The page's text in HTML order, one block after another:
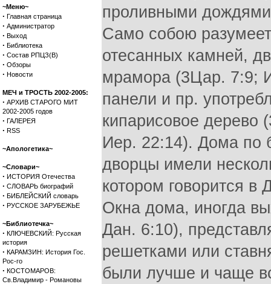
~Меню~
· Главная страница
· Администратор
· Выход
· Библиотека
· Состав РПЦЗ(В)
· Обзоры
· Новости
МЕЧ и ТРОСТЬ 2002-2005:
· АРХИВ СТАРОГО МИТ
2002-2005 годов
· ГАЛЕРЕЯ
· RSS
~Апологетика~
~Словари~
· ИСТОРИЯ Отечества
· СЛОВАРЬ биографий
· БИБЛЕЙСКИЙ словарь
· РУССКОЕ ЗАРУБЕЖЬЕ
~Библиотечка~
· КЛЮЧЕВСКИЙ: Русская
история
· КАРАМЗИН: История Гос.
Рос-го
· КОСТОМАРОВ:
Св.Владимир - Романовы
проливными
Само собою
отесанных камней,
мрамора (3Цар. 7:9;
панели и пр.
кипарисовое
Иер. 22:14). Дома по
дворцы имели
котором говорится
Окна дома, иногда
Дан. 6:10),
решетками или
были лучше и чаще